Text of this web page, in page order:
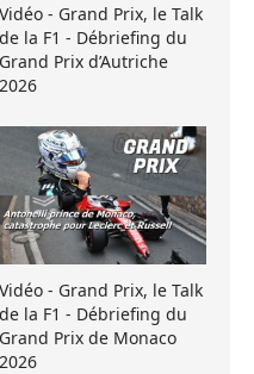
Vidéo - Grand Prix, le Talk
de la F1 - Débriefing du
Grand Prix d’Autriche
2026
Vidéo - Grand Prix, le Talk
de la F1 - Débriefing du
Grand Prix de Monaco
2026